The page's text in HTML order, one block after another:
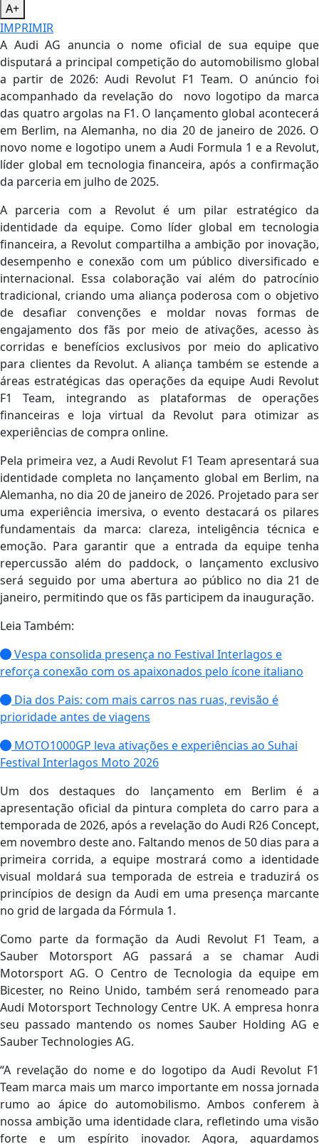
A+
IMPRIMIR
A Audi AG anuncia o nome oficial de sua equipe que
disputará a principal competição do automobilismo global
a partir de 2026: Audi Revolut F1 Team. O anúncio foi
acompanhado da revelação do novo logotipo da marca
das quatro argolas na F1. O lançamento global acontecerá
em Berlim, na Alemanha, no dia 20 de janeiro de 2026. O
novo nome e logotipo unem a Audi Formula 1 e a Revolut,
líder global em tecnologia financeira, após a confirmação
da parceria em julho de 2025.
A parceria com a Revolut é um pilar estratégico da
identidade da equipe. Como líder global em tecnologia
financeira, a Revolut compartilha a ambição por inovação,
desempenho e conexão com um público diversificado e
internacional. Essa colaboração vai além do patrocínio
tradicional, criando uma aliança poderosa com o objetivo
de desafiar convenções e moldar novas formas de
engajamento dos fãs por meio de ativações, acesso às
corridas e benefícios exclusivos por meio do aplicativo
para clientes da Revolut. A aliança também se estende a
áreas estratégicas das operações da equipe Audi Revolut
F1 Team, integrando as plataformas de operações
financeiras e loja virtual da Revolut para otimizar as
experiências de compra online.
Pela primeira vez, a Audi Revolut F1 Team apresentará sua
identidade completa no lançamento global em Berlim, na
Alemanha, no dia 20 de janeiro de 2026. Projetado para ser
uma experiência imersiva, o evento destacará os pilares
fundamentais da marca: clareza, inteligência técnica e
emoção. Para garantir que a entrada da equipe tenha
repercussão além do paddock, o lançamento exclusivo
será seguido por uma abertura ao público no dia 21 de
janeiro, permitindo que os fãs participem da inauguração.
Leia Também:
Vespa consolida presença no Festival Interlagos e
reforça conexão com os apaixonados pelo ícone italiano
Dia dos Pais: com mais carros nas ruas, revisão é
prioridade antes de viagens
MOTO1000GP leva ativações e experiências ao Suhai
Festival Interlagos Moto 2026
Um dos destaques do lançamento em Berlim é a
apresentação oficial da pintura completa do carro para a
temporada de 2026, após a revelação do Audi R26 Concept,
em novembro deste ano. Faltando menos de 50 dias para a
primeira corrida, a equipe mostrará como a identidade
visual moldará sua temporada de estreia e traduzirá os
princípios de design da Audi em uma presença marcante
no grid de largada da Fórmula 1.
Como parte da formação da Audi Revolut F1 Team, a
Sauber Motorsport AG passará a se chamar Audi
Motorsport AG. O Centro de Tecnologia da equipe em
Bicester, no Reino Unido, também será renomeado para
Audi Motorsport Technology Centre UK. A empresa honra
seu passado mantendo os nomes Sauber Holding AG e
Sauber Technologies AG.
“A revelação do nome e do logotipo da Audi Revolut F1
Team marca mais um marco importante em nossa jornada
rumo ao ápice do automobilismo. Ambos conferem à
nossa ambição uma identidade clara, refletindo uma visão
forte e um espírito inovador. Agora, aguardamos